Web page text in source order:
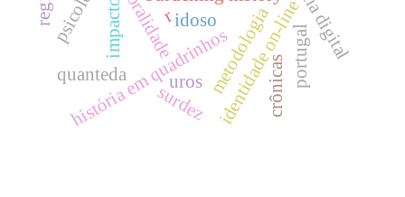
idosoidentidade on-line
história em quadrinhosmetodologia
oralidade
uros crônicas
surdez
r
portugal
quanteda